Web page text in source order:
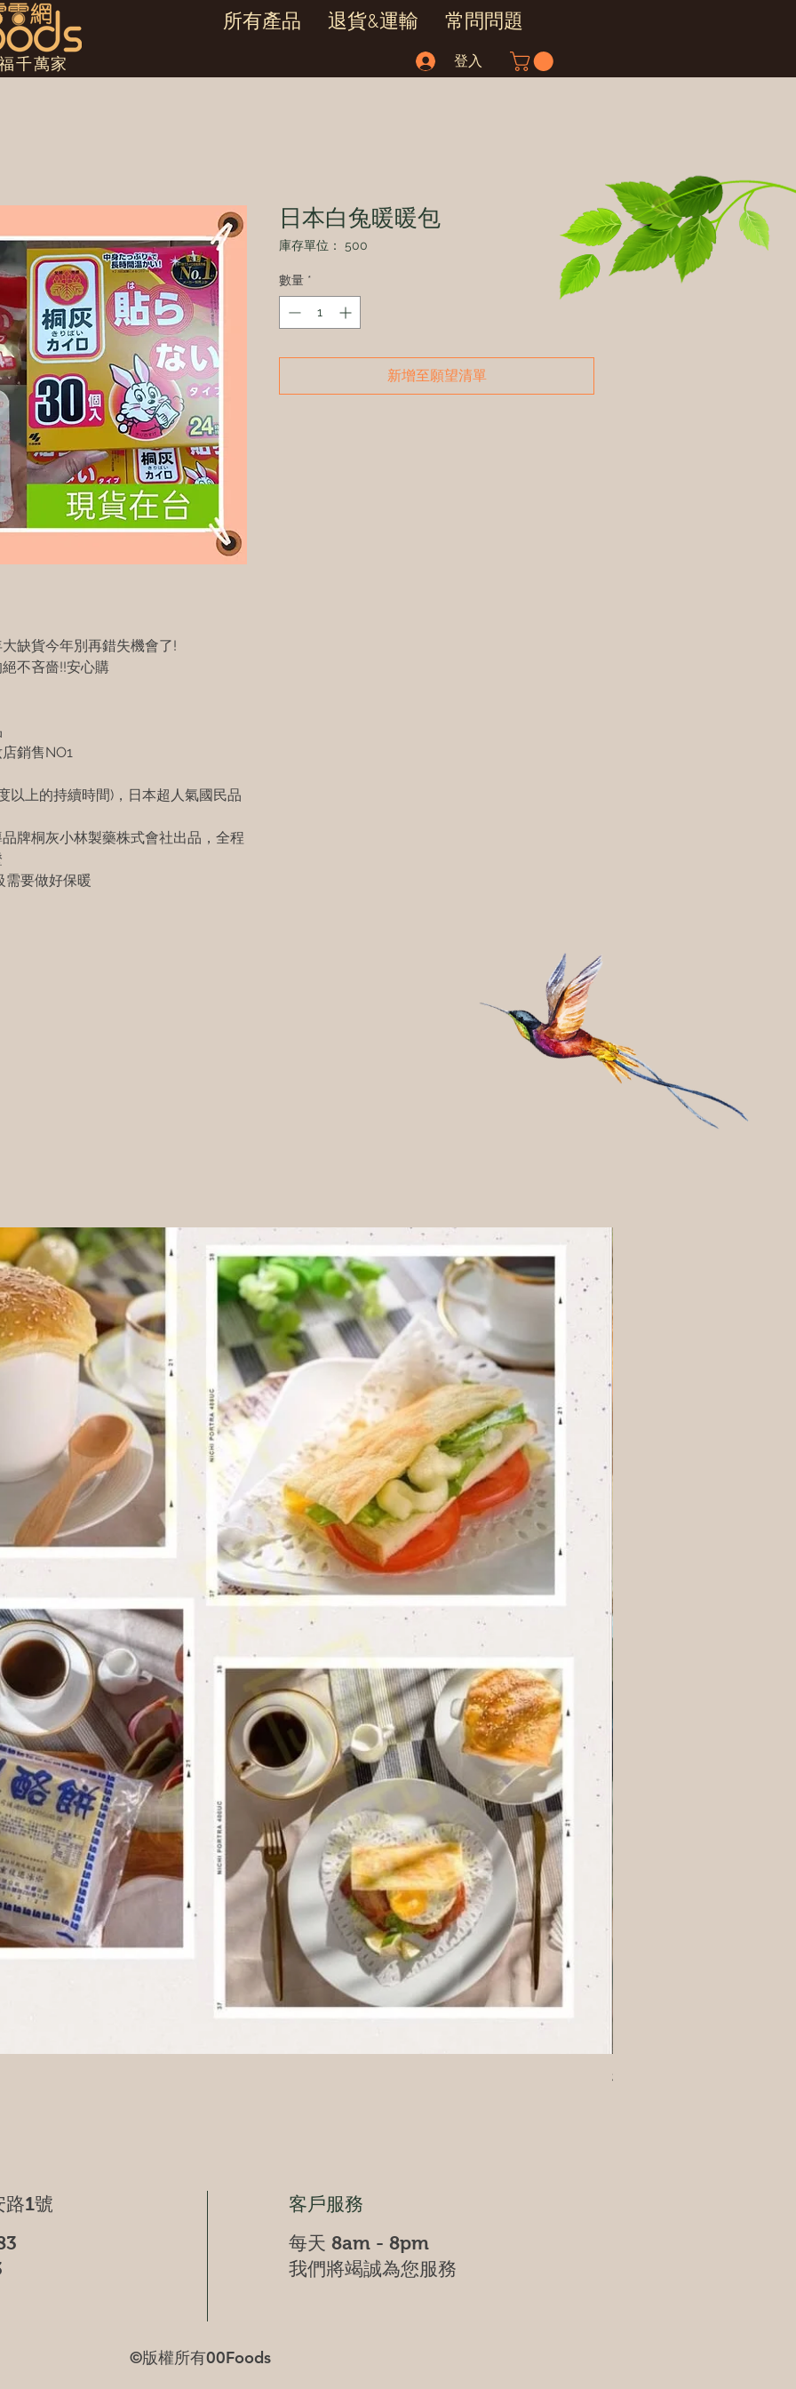
千萬家
所有產品 退貨&運輸 常問問題
登入
缺貨今年別再錯失機會了!
不吝嗇!!安心購
銷售NO1
以上的持續時間)，日本超人氣國民品
牌桐灰小林製藥株式會社出品，全程
需要做好保暖
日本白兔暖暖包
庫存單位： 500
數量 *
新增至願望清單
樹葡萄
路1號
客戶服務
每天 8am - 8pm
我們將竭誠為您服務
©版權所有00Foods